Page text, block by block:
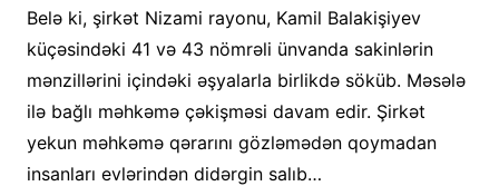
Belə ki, şirkət Nizami rayonu, Kamil Balakişiyev
küçəsindəki 41 və 43 nömrəli ünvanda sakinlərin
mənzillərini içindəki əşyalarla birlikdə söküb. Məsələ
ilə bağlı məhkəmə çəkişməsi davam edir. Şirkət
yekun məhkəmə qərarını gözləmədən qoymadan
insanları evlərindən didərgin salıb…